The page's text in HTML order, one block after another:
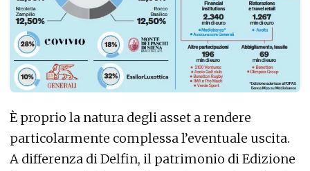
È proprio la natura degli asset a rendere
particolarmente complessa l’eventuale uscita.
A differenza di Delfin, il patrimonio di Edizione